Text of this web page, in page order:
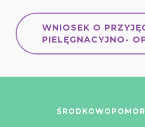
WNIOSEK O
PIELĘGNACYJNO-